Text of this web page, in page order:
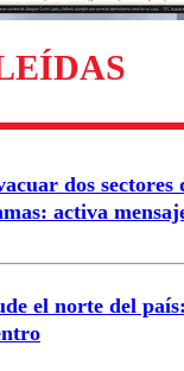
dos
activa
el norte del